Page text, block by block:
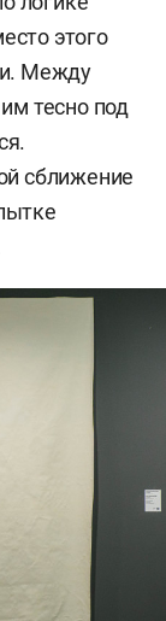
этого
Между
тесно под
сближение